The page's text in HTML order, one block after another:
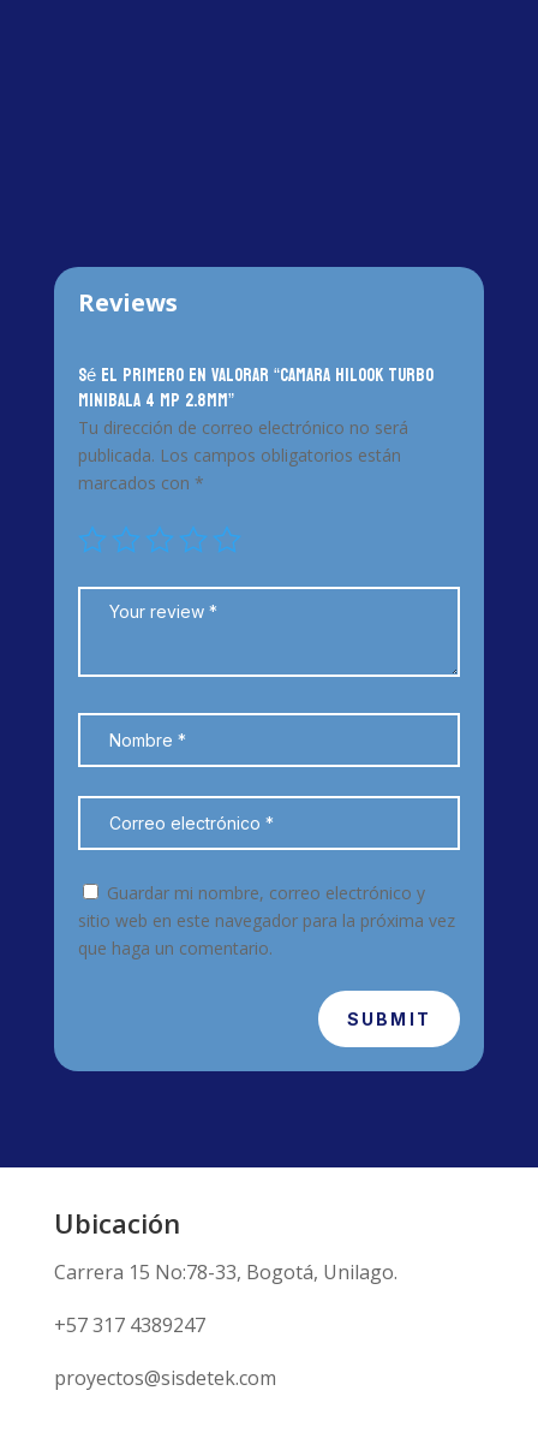
Reviews
Sé el primero en valorar “CAMARA HILOOK TURBO
MINIBALA 4 MP 2.8MM”
Tu dirección de correo electrónico no será
publicada. Los campos obligatorios están
marcados con *
Guardar mi nombre, correo electrónico y
sitio web en este navegador para la próxima vez
que haga un comentario.
SUBMIT
Ubicación
Carrera 15 No:78-33, Bogotá, Unilago.
+57 317 4389247
proyectos@sisdetek.com